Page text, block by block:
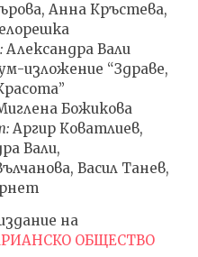
Анна Кръстева,
Александра Вали
изложение “Здраве,
Божикова
Аргир Коватлиев,
Вали,
Васил Танев,
на
ОБЩЕСТВО